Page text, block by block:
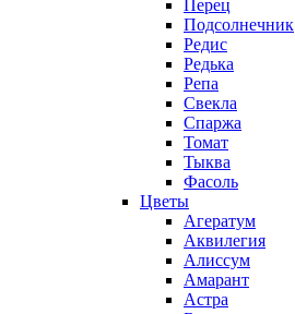
Перец
Подсолнечник
Редис
Редька
Репа
Свекла
Спаржа
Томат
Тыква
Фасоль
Цветы
Агератум
Аквилегия
Алиссум
Амарант
Астра